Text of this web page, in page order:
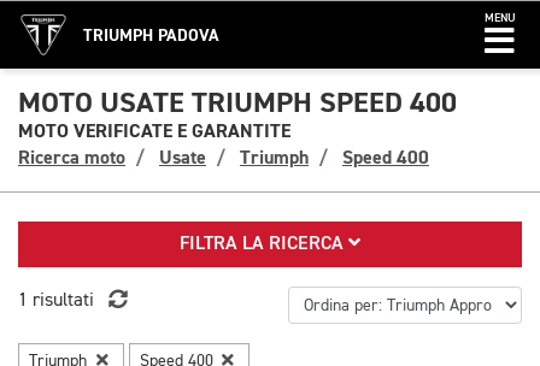
TRIUMPH PADOVA
MENU
MOTO USATE TRIUMPH SPEED 400
MOTO VERIFICATE E GARANTITE
Ricerca moto
Usate Triumph Speed 400
FILTRA LA RICERCA
1 risultati
Triumph Speed 400